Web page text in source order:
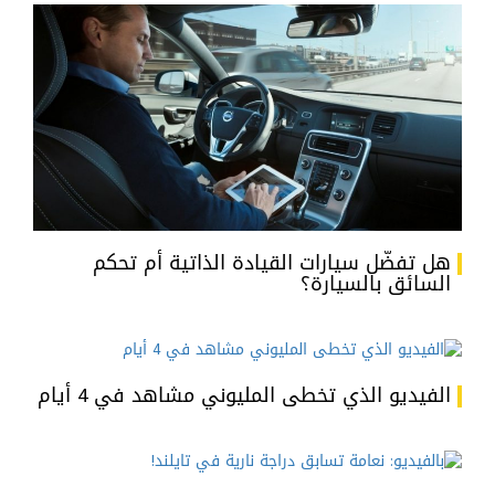
هل تفضّل سيارات القيادة الذاتية أم تحكم
السائق بالسيارة؟
الفيديو الذي تخطى المليوني مشاهد في 4 أيام